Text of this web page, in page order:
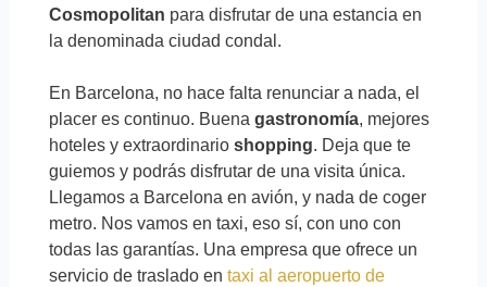
Cosmopolitan para disfrutar de una estancia en
la denominada ciudad condal.
En Barcelona, no hace falta renunciar a nada, el
placer es continuo. Buena gastronomía, mejores
hoteles y extraordinario shopping. Deja que te
guiemos y podrás disfrutar de una visita única.
Llegamos a Barcelona en avión, y nada de coger
metro. Nos vamos en taxi, eso sí, con uno con
todas las garantías. Una empresa que ofrece un
servicio de traslado en taxi al aeropuerto de